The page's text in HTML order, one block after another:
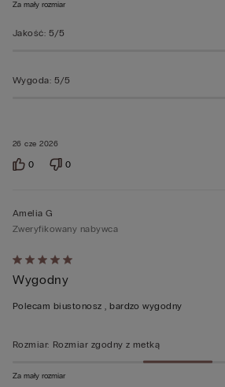
26 cze 2026
Za mały rozmiar
Jakość: 5/5
Wygoda: 5/5
0 0
Ocena
5
z
Amelia G
Zweryfikowany nabywca
Wygodny
Polecam biustonosz , bardzo wygodny
Rozmiar: Rozmiar zgodny z metką
Za mały rozmiar